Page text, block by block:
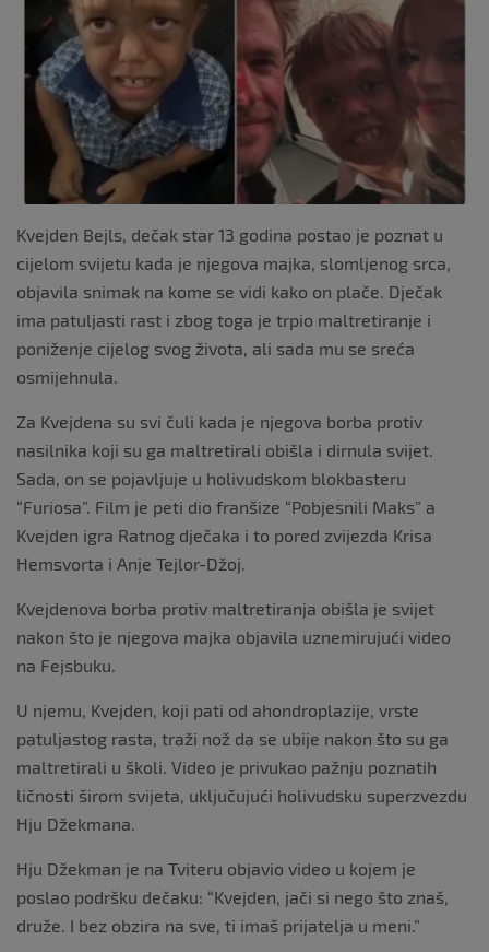
k
Kvejden Bejls, dečak star 13 godina postao je poznat u
cijelom svijetu kada je njegova majka, slomljenog srca,
objavila snimak na kome se vidi kako on plače. Dječak
ima patuljasti rast i zbog toga je trpio maltretiranje i
poniženje cijelog svog života, ali sada mu se sreća
osmijehnula.
Za Kvejdena su svi čuli kada je njegova borba protiv
nasilnika koji su ga maltretirali obišla i dirnula svijet.
Sada, on se pojavljuje u holivudskom blokbasteru
“Furiosa”. Film je peti dio franšize “Pobjesnili Maks” a
Kvejden igra Ratnog dječaka i to pored zvijezda Krisa
Hemsvorta i Anje Tejlor-Džoj.
Kvejdenova borba protiv maltretiranja obišla je svijet
nakon što je njegova majka objavila uznemirujući video
na Fejsbuku.
U njemu, Kvejden, koji pati od ahondroplazije, vrste
patuljastog rasta, traži nož da se ubije nakon što su ga
maltretirali u školi. Video je privukao pažnju poznatih
ličnosti širom svijeta, uključujući holivudsku superzvezdu
Hju Džekmana.
Hju Džekman je na Tviteru objavio video u kojem je
poslao podršku dečaku: “Kvejden, jači si nego što znaš,
druže. I bez obzira na sve, ti imaš prijatelja u meni.”